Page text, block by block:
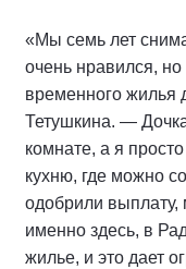
«Мы семь лет
очень нравился,
временного жилья
Тетушкина. —
комнате, а я
кухню, где можно
одобрили выплату,
именно здесь, в
жилье, и это дает